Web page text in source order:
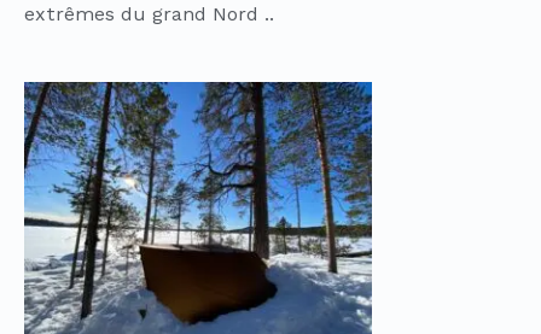
extrêmes du grand Nord ..